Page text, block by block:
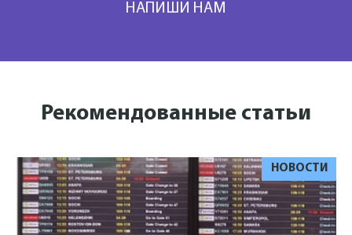
НАПИШИ НАМ
Рекомендованные статьи
НОВОСТИ